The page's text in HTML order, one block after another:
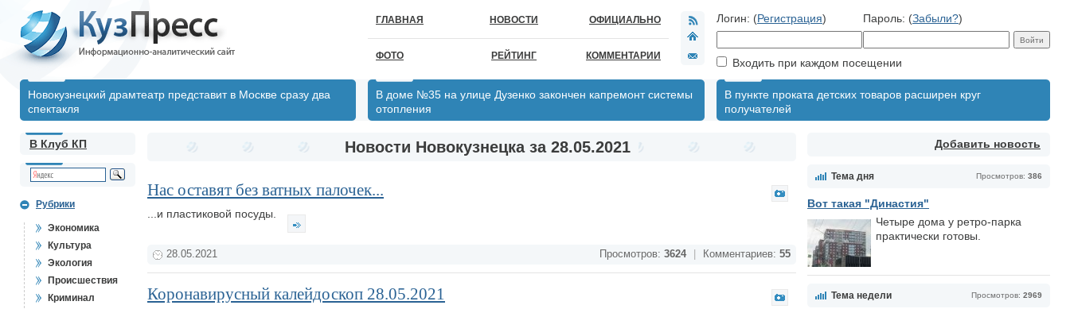
ГЛАВНАЯ НОВОСТИ ОФИЦИАЛЬНО
ФОТО РЕЙТИНГ КОММЕНТАРИИ
Логин: (Регистрация) Пароль: (Забыли?)
Входить при каждом посещении
Новокузнецкий драмтеатр представит в Москве сразу два
спектакля
В доме №35 на улице Дузенко закончен капремонт системы
отопления
В пункте проката детских товаров расширен круг
получателей
Добавить новость
Просмотров: 386
Тема дня
Вот такая "Династия"
Четыре дома у ретро-парка
практически готовы.
Просмотров: 2969
Тема недели
В Клуб КП
Рубрики
Экономика
Культура
Экология
Происшествия
Криминал
Новости Новокузнецка за 28.05.2021
Нас оставят без ватных палочек...
...и пластиковой посуды.
28.05.2021 Просмотров: 3624 Комментариев: 55
Коронавирусный калейдоскоп 28.05.2021